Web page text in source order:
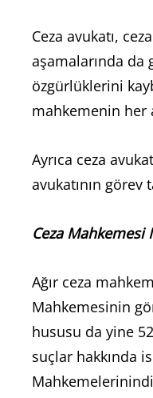
Ceza avukatı,
aşamalarında da
özgürlüklerini
mahkemenin her
Ayrıca ceza
avukatının görev
Ceza Mahkemesi
Ağır ceza
Mahkemesinin
hususu da yine
suçlar hakkında